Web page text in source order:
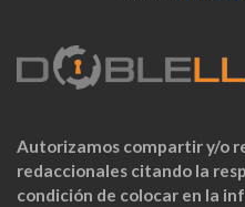
Autorizamos compartir y/o
redaccionales citando la
condición de colocar en la